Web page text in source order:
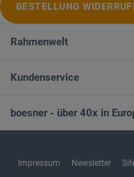
BESTELLUNG
Rahmenwelt
Kundenservice
boesner - über 40x in
Impressum Newsletter